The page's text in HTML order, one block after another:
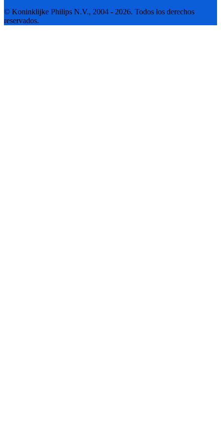
© Koninklijke Philips N.V., 2004 - 2026. Todos los derechos
reservados.